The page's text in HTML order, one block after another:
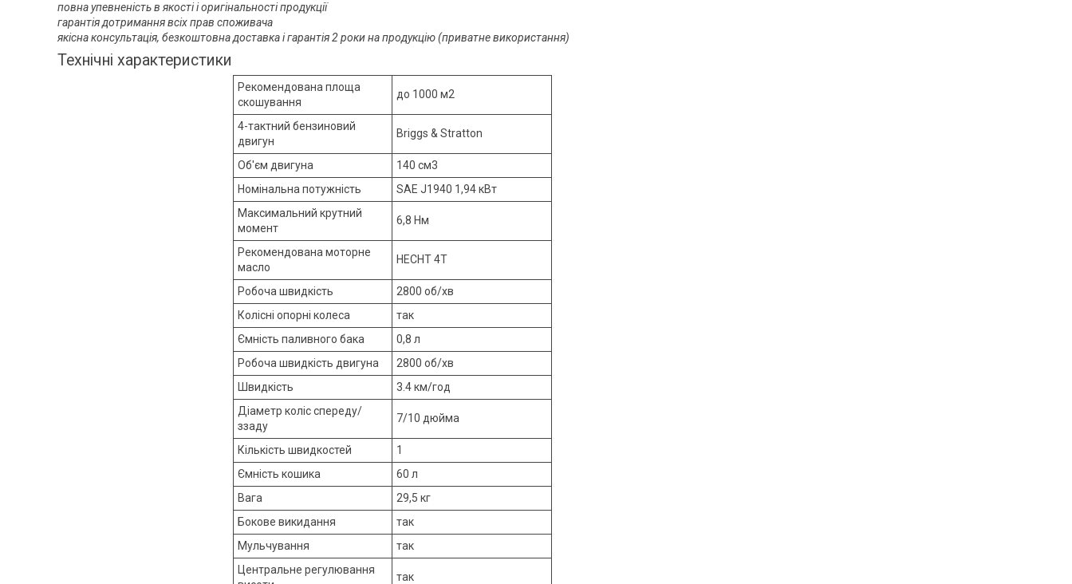
повна упевненість в якості і оригінальності продукції
гарантія дотримання всіх прав споживача
якісна консультація, безкоштовна доставка і гарантія 2 роки на продукцію (приватне використання)
Технічні характеристики
Рекомендована площа
скошування
до 1000 м2
4-тактний бензиновий
двигун
Briggs & Stratton
Об'єм двигуна
140 см3
Номінальна потужність
SAE J1940 1,94 кВт
Максимальний крутний
момент
6,8 Нм
Рекомендована моторне
масло
HECHT 4T
Робоча швидкість
2800 об/хв
Колісні опорні колеса
так
Ємність паливного бака
0,8 л
Робоча швидкість двигуна
2800 об/хв
Швидкість
3.4 км/год
Діаметр коліс спереду/
ззаду
7/10 дюйма
Кількість швидкостей
1
Ємність кошика
60 л
Вага
29,5 кг
Бокове викидання
так
Мульчування
так
Центральне регулювання
так